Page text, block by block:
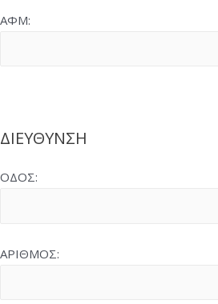
ΑΦΜ:
ΔΙΕΥΘΥΝΣΗ
ΟΔΟΣ:
ΑΡΙΘΜΟΣ: